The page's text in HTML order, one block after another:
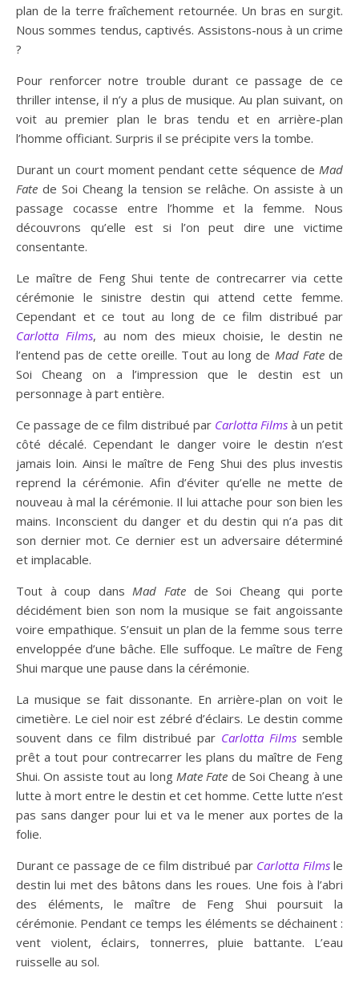
plan de la terre fraîchement retournée. Un bras en surgit.
Nous sommes tendus, captivés. Assistons-nous à un crime
?
Pour renforcer notre trouble durant ce passage de ce
thriller intense, il n’y a plus de musique. Au plan suivant, on
voit au premier plan le bras tendu et en arrière-plan
l’homme officiant. Surpris il se précipite vers la tombe.
Durant un court moment pendant cette séquence de Mad
Fate de Soi Cheang la tension se relâche. On assiste à un
passage cocasse entre l’homme et la femme. Nous
découvrons qu’elle est si l’on peut dire une victime
consentante.
Le maître de Feng Shui tente de contrecarrer via cette
cérémonie le sinistre destin qui attend cette femme.
Cependant et ce tout au long de ce film distribué par
Carlotta Films, au nom des mieux choisie, le destin ne
l’entend pas de cette oreille. Tout au long de Mad Fatede
Soi Cheang on a l’impression que le destin est un
personnage à part entière.
Ce passage de ce film distribué par Carlotta Films à un petit
côté décalé. Cependant le danger voire le destin n’est
jamais loin. Ainsi le maître de Feng Shui des plus investis
reprend la cérémonie. Afin d’éviter qu’elle ne mette de
nouveau à mal la cérémonie. Il lui attache pour son bien les
mains. Inconscient du danger et du destin qui n’a pas dit
son dernier mot. Ce dernier est un adversaire déterminé
et implacable.
Tout à coup dansMad Fate de Soi Cheang qui porte
décidément bien son nom la musique se fait angoissante
voire empathique. S’ensuit un plan de la femme sous terre
enveloppée d’une bâche. Elle suffoque. Le maître de Feng
Shui marque une pause dans la cérémonie.
La musique se fait dissonante. En arrière-plan on voit le
cimetière. Le ciel noir est zébré d’éclairs. Le destin comme
souvent dans ce film distribué par Carlotta Films semble
prêt a tout pour contrecarrer les plans du maître de Feng
Shui. On assiste tout au long Mate Fate de Soi Cheang à une
lutte à mort entre le destin et cet homme. Cette lutte n’est
pas sans danger pour lui et va le mener aux portes de la
folie.
Durant ce passage de ce film distribué par Carlotta Films le
destin lui met des bâtons dans les roues. Une fois à l’abri
des éléments, le maître de Feng Shui poursuit la
cérémonie. Pendant ce temps les éléments se déchainent :
vent violent, éclairs, tonnerres, pluie battante. L’eau
ruisselle au sol.